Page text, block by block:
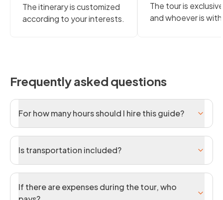
The itinerary is customized
according to your interests.
The tour is
and whoever is
Frequently asked questions
For how many hours should I hire this guide?
Is transportation included?
If there are expenses during the tour, who